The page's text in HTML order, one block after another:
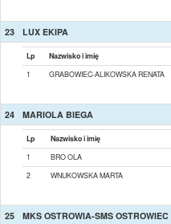
23 LUX EKIPA
Lp Nazwisko i imię
1
GRABOWIEC-ALIKOWSKA RENATA
24 MARIOLA BIEGA
Lp Nazwisko i imię
1
BRO OLA
2
WNUKOWSKA MARTA
25 MKS OSTROWIA-SMS